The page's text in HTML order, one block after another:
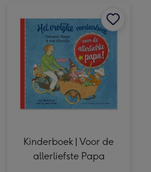
Kinderboek | Voor de
allerliefste Papa